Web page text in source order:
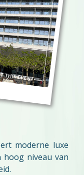
moderne luxe
hoog niveau van